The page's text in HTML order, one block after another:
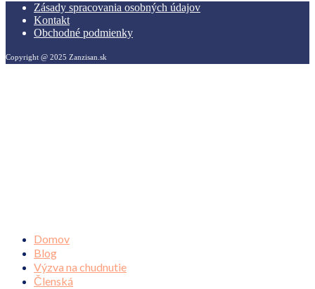
Zásady spracovania osobných údajov
Kontakt
Obchodné podmienky
Copyright @ 2025 Zanzisan.sk
Domov
Blog
Výzva na chudnutie
Členská